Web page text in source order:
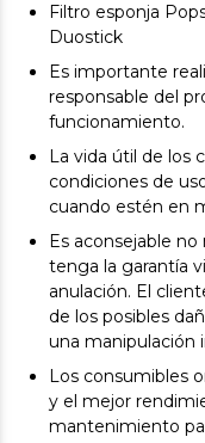
Filtro esponja
Duostick
Es importante
responsable del
funcionamiento.
La vida útil de los
condiciones de
cuando estén en
Es aconsejable
tenga la garantía
anulación. El
de los posibles
una manipulación
Los consumibles
y el mejor
mantenimiento